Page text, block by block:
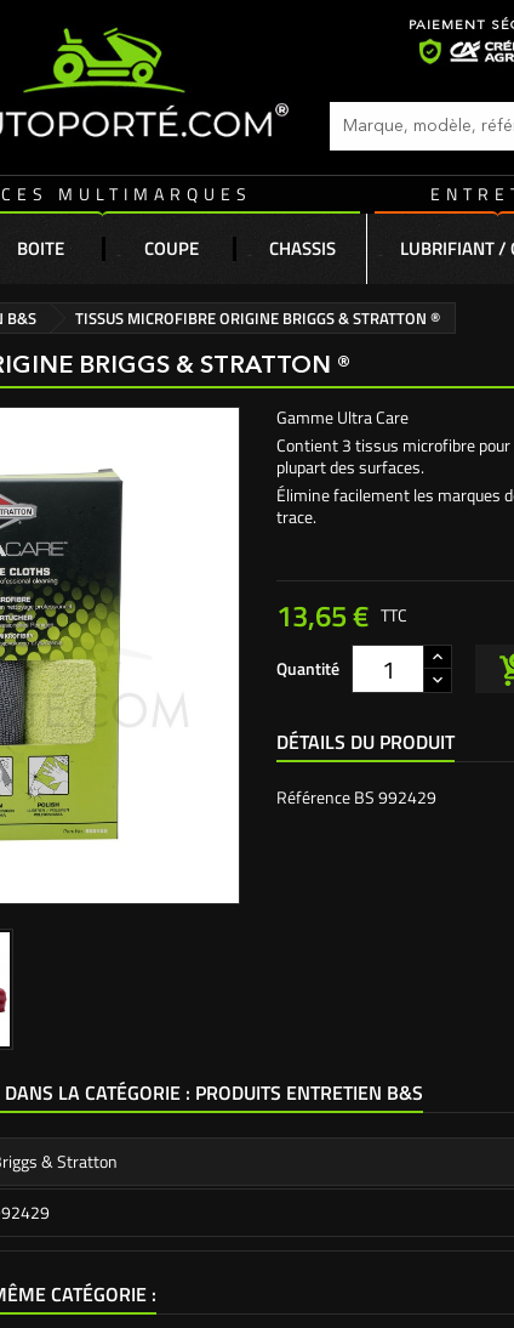
PAIEMENT
MULTIMARQUES
BOITE COUPE CHASSIS LUBRIFIANT /
B&S TISSUS MICROFIBRE ORIGINE BRIGGS & STRATTON ®
BRIGGS & STRATTON ®
Gamme Ultra Care
Contient 3 tissus microfibre
plupart des surfaces.
Élimine facilement les marques
trace.
13,65 € TTC
Quantité
DÉTAILS DU PRODUIT
RéférenceBS 992429
LA CATÉGORIE : PRODUITS ENTRETIEN B&S
& Stratton
CATÉGORIE :